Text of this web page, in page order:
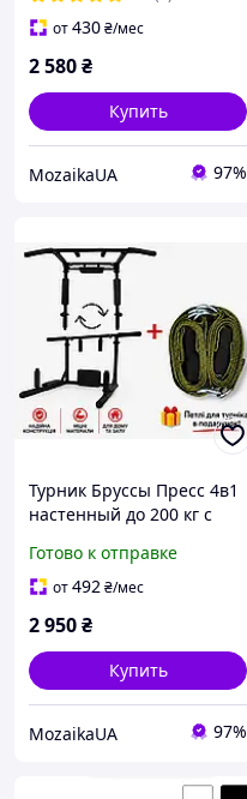
от430₴/мес
2 580₴
Купить
MozaikaUA 97%
Турник Бруссы Пресс 4в1
настенный до 200 кг с
воркаута
Готово к отправке
от492₴/мес
2 950₴
Купить
MozaikaUA 97%